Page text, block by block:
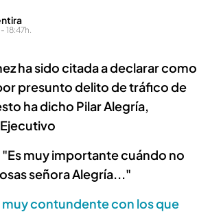
18:47h.
ha sido citada a declarar como
presunto delito de tráfico de
ha dicho Pilar Alegría,
muy importante cuándo no
señora Alegría..."
muy contundente con los que